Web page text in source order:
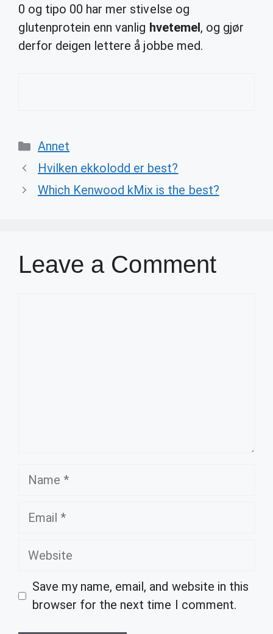
0 og tipo 00 har mer stivelse og
glutenprotein enn vanlig hvetemel, og gjør
derfor deigen lettere å jobbe med.
Categories
Annet
Hvilken ekkolodd er best?
Which Kenwood kMix is the best?
Leave a Comment
Name
Email
Website
Save my name, email, and website in this
browser for the next time I comment.